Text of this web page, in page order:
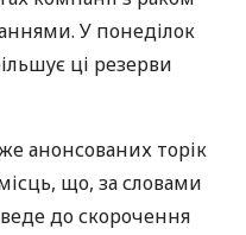
У понеділок
ці резерви
анонсованих торік
що, за словами
до скорочення